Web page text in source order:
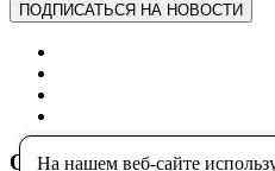
Оставь свою заявку и
На нашем веб-сайте